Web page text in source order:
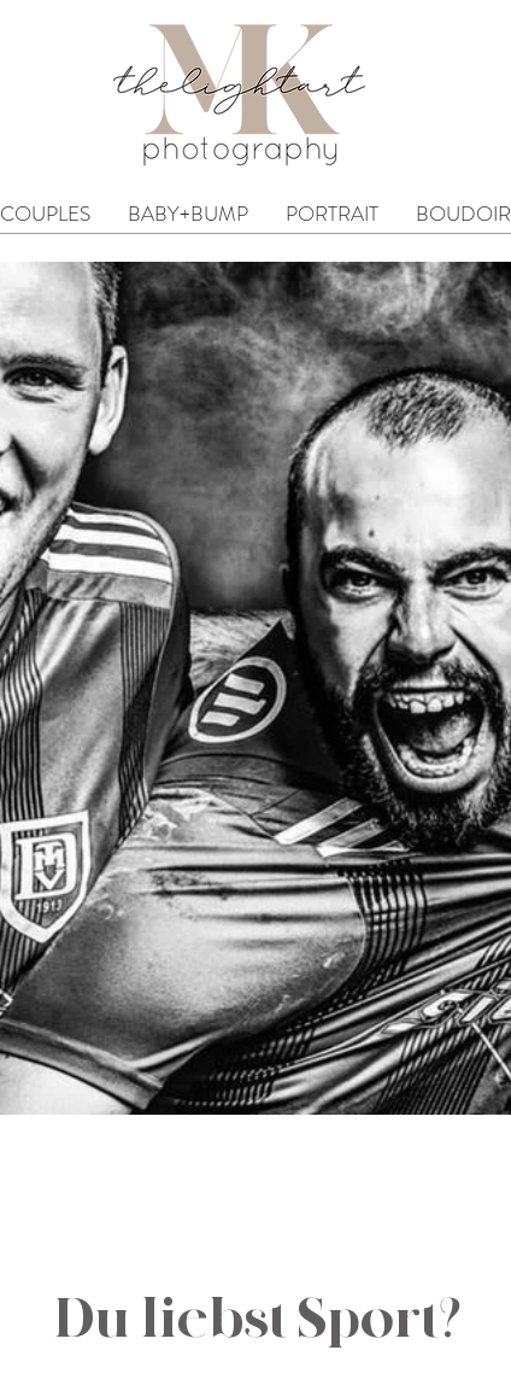
COUPLES BABY+BUMP PORTRAIT BOUDOIR
Du liebst Sport?